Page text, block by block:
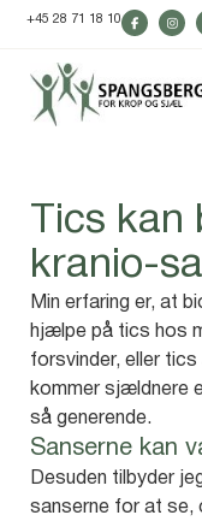
+45 28 71 18 10
Min erfaring er, at
hjælpe på tics hos
forsvinder, eller
kommer sjældnere
så generende.
Sanserne kan
Desuden tilbyder
sanserne for at se,
Tics
kranio-